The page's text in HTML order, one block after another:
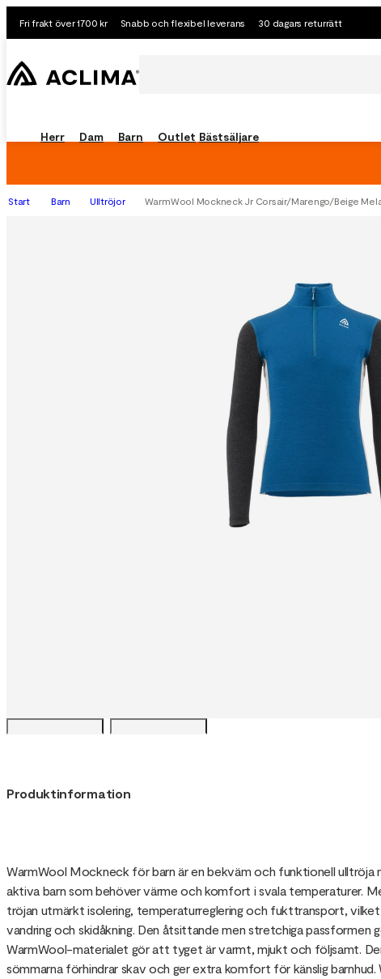
Fri frakt över 1700 kr Snabb och flexibel leverans 30 dagars returrätt
Herr Dam Barn Outlet Bästsäljare
Start Barn Ulltröjor WarmWool Mockneck Jr Corsair/Marengo/Beige
Produktinformation
WarmWool Mockneck för barn är en bekväm och funktionell ulltröja
aktiva barn som behöver värme och komfort i svala temperaturer.
tröjan utmärkt isolering, temperaturreglering och fukttransport,
vandring och skidåkning. Den åtsittande men stretchiga
WarmWool-materialet gör att tyget är varmt, mjukt och följsamt.
sömmarna förhindrar skav och ger extra komfort för känslig